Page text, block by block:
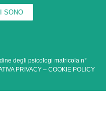
SONO
degli psicologi matricola n°
PRIVACY – COOKIE POLICY